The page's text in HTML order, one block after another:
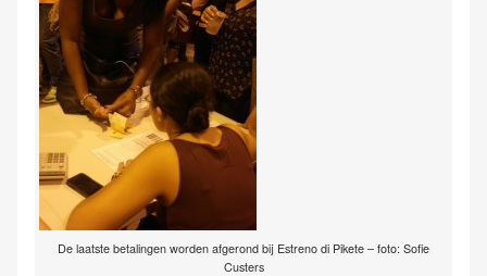
De laatste betalingen worden afgerond bij Estreno di Pikete – foto: Sofie
Custers